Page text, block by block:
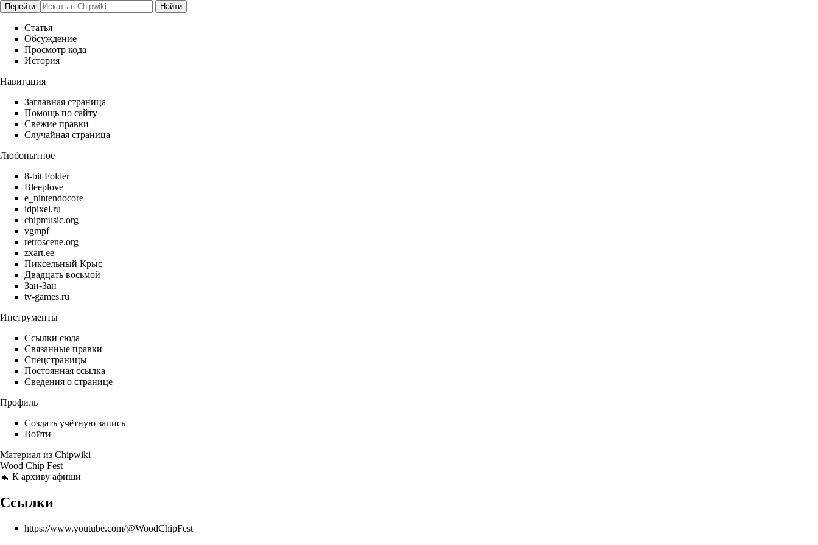
Статья
Обсуждение
Просмотр кода
История
Навигация
Заглавная страница
Помощь по сайту
Свежие правки
Случайная страница
Любопытное
8-bit Folder
Bleeplove
e_nintendocore
idpixel.ru
chipmusic.org
vgmpf
retroscene.org
zxart.ee
Пиксельный Крыс
Двадцать восьмой
Зан-Зан
tv-games.ru
Инструменты
Ссылки сюда
Связанные правки
Спецстраницы
Постоянная ссылка
Сведения о странице
Профиль
Создать учётную запись
Войти
Материал из Chipwiki
Wood Chip Fest
К архиву афиши
Ссылки
https://www.youtube.com/@WoodChipFest